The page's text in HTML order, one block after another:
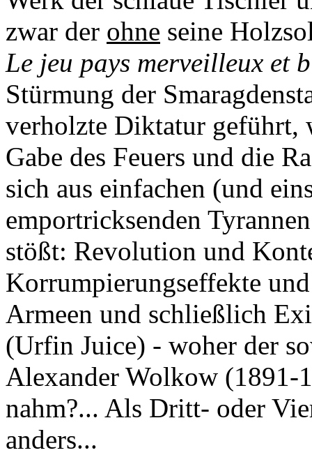
zwar der ohne seine
Le jeu pays merveilleux et
Stürmung der
verholzte Diktatur geführt,
Gabe des Feuers und die
sich aus einfachen (und
emportricksenden
stößt: Revolution und
Korrumpierungseffekte
Armeen und schließlich
(Urfin Juice) - woher der
Alexander Wolkow (1891-
nahm?... Als Dritt- oder
anders...